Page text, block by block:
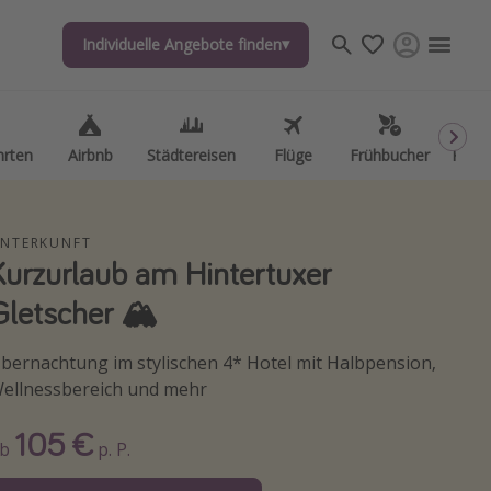
Individuelle Angebote finden
Airbnb Städtereisen Flüge Frühbucher
Individuelle Angebote finden
Airbnb Städtereisen Flüge Frühbucher
am Hintertuxer
🏔️
im stylischen 4* Hotel mit Halbpension,
und mehr
105 € p. P.